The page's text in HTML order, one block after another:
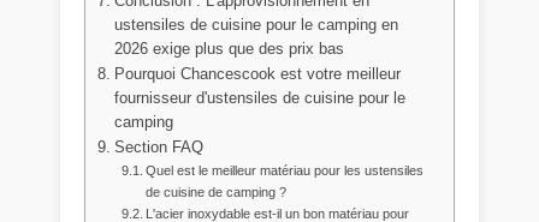
ustensiles de cuisine pour le camping en
2026 exige plus que des prix bas
Pourquoi Chancescook est votre meilleur
fournisseur d'ustensiles de cuisine pour le
camping
Section FAQ
Quel est le meilleur matériau pour les ustensiles
de cuisine de camping ?
L'acier inoxydable est-il un bon matériau pour